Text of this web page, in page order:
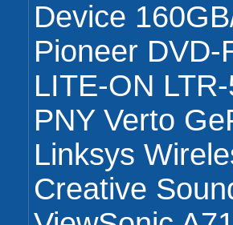
Device
Pioneer DVD-
LITE-ON
PNY Verto
Linksys
Creative